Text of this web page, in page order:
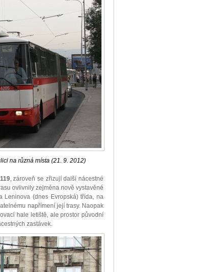
na různá místa (21. 9. 2012)
119, zároveň se zřizují další nácestné
ovlivnily zejména nově vystavěné
Leninova (dnes Evropská) třída, na
napřímení její trasy. Naopak
hale letiště, ale prostor původní
zastávek.